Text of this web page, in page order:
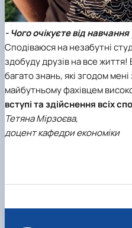
- Чого очікуєте від
Сподіваюся на незабутні
здобуду друзів на все
багато знань, які згодом
майбутньому фахівцем
вступі та здійснення всіх
Тетяна Мірзоєва,
доцент кафедри економіки